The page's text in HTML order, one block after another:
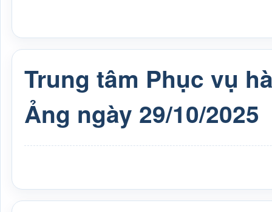
Trung tâm Phục vụ
Ảng ngày 29/10/2025